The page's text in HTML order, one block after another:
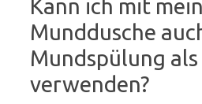
Kann ich mit
Munddusche
Mundspülung als
verwenden?